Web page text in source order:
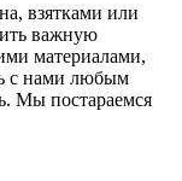
взятками или
важную
материалами,
с нами любым
Мы постараемся